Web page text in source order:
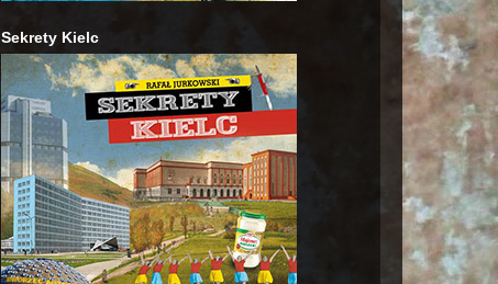
Sekrety Kielc